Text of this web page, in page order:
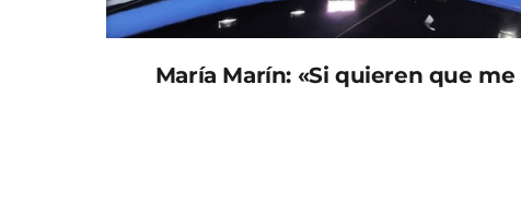
María Marín: «Si quieren que